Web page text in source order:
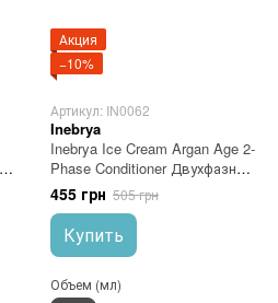
Акция
−10%
Артикул: IN0062
Inebrya
Inebrya Ice Cream Argan Age 2-
Phase Conditioner Двухфазный
кондиционер с аргановым
маслом
455 грн 505 грн
Купить
Объем (мл)